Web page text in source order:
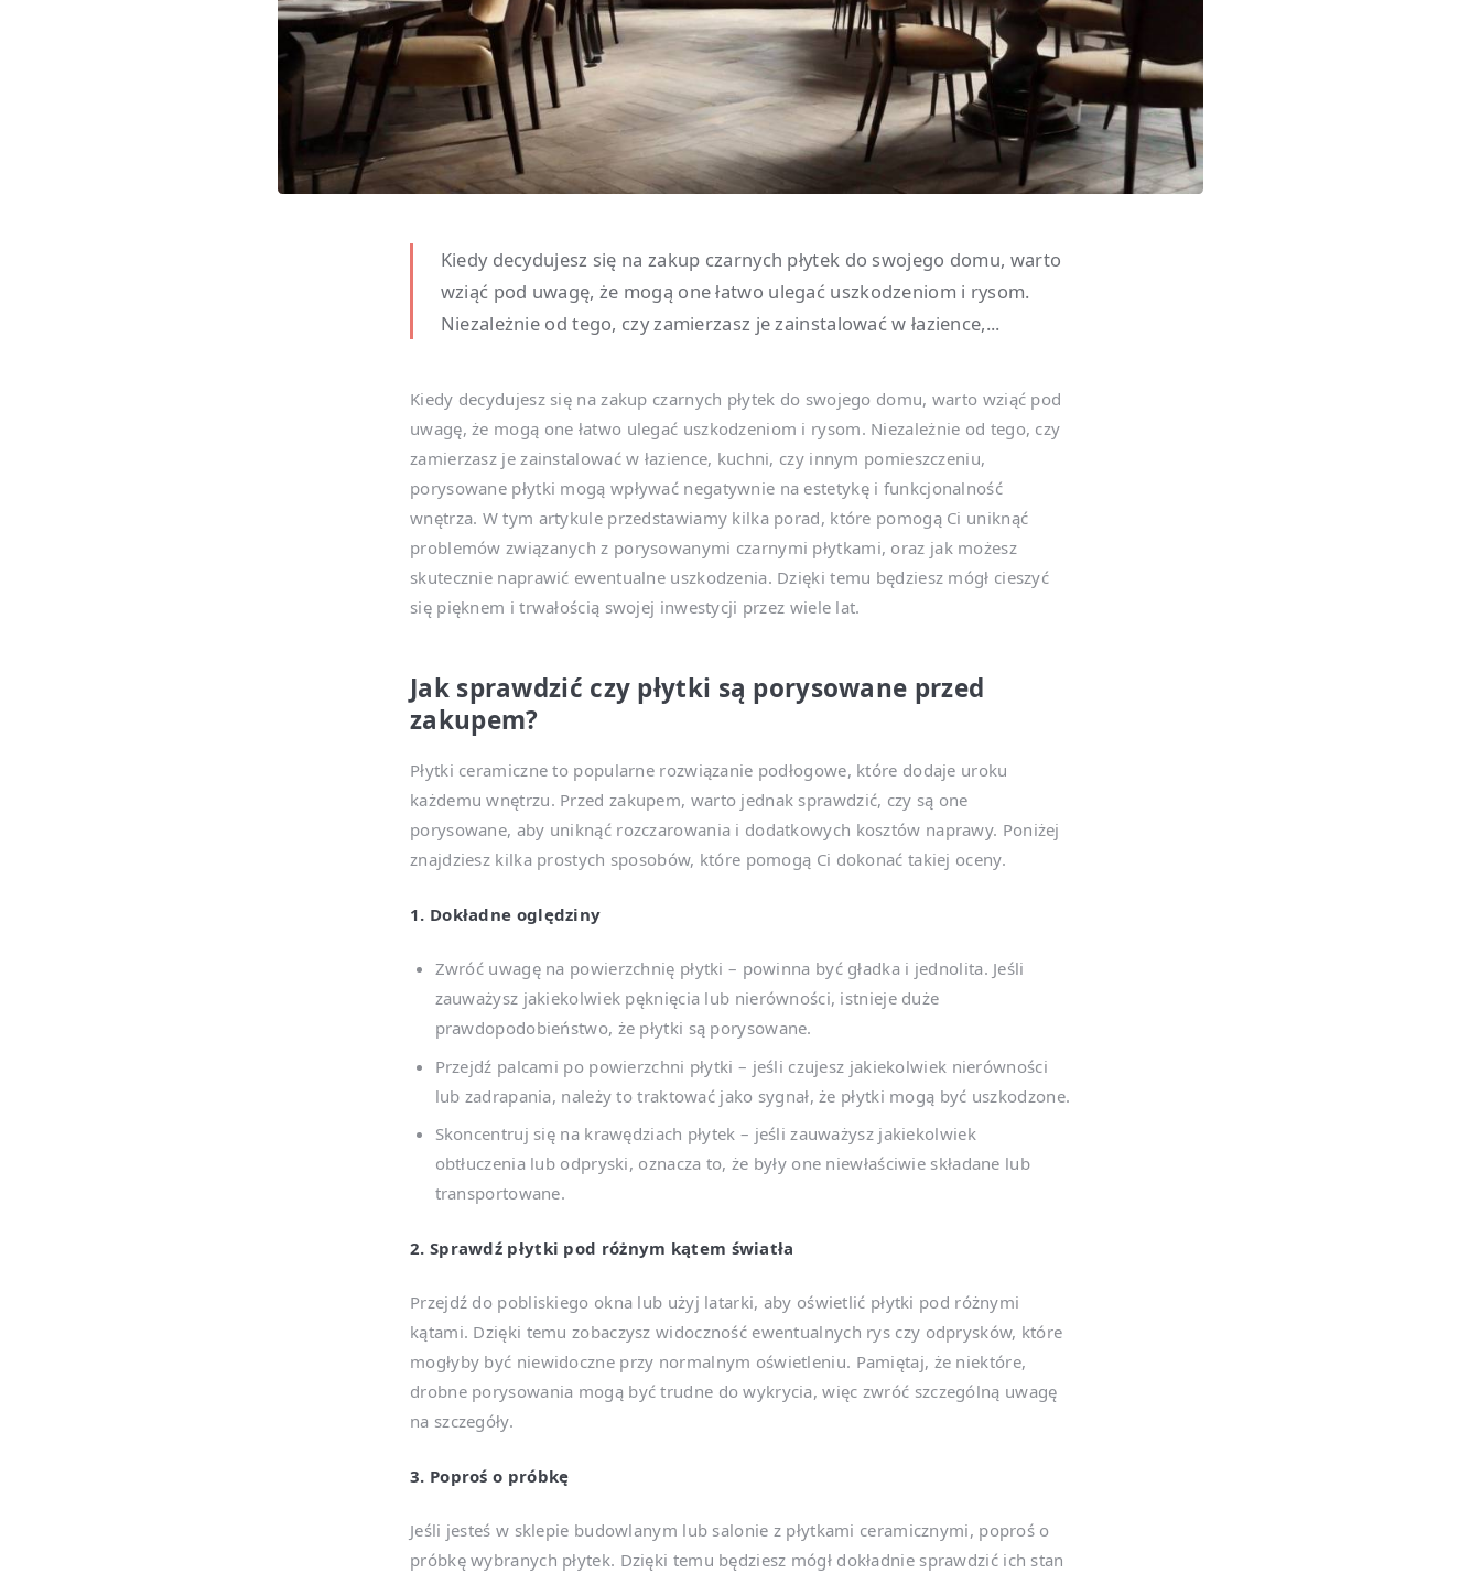
Kiedy decydujesz się na zakup czarnych płytek do swojego domu, warto
wziąć pod uwagę, że mogą one łatwo ulegać uszkodzeniom i rysom.
Niezależnie od tego, czy zamierzasz je zainstalować w łazience,...
Kiedy decydujesz się na zakup czarnych płytek do swojego domu, warto wziąć pod
uwagę, że mogą one łatwo ulegać uszkodzeniom i rysom. Niezależnie od tego, czy
zamierzasz je zainstalować w łazience, kuchni, czy innym pomieszczeniu,
porysowane płytki mogą wpływać negatywnie na estetykę i funkcjonalność
wnętrza. W tym artykule przedstawiamy kilka porad, które pomogą Ci uniknąć
problemów związanych z porysowanymi czarnymi płytkami, oraz jak możesz
skutecznie naprawić ewentualne uszkodzenia. Dzięki temu będziesz mógł cieszyć
się pięknem i trwałością swojej inwestycji przez wiele lat.
Jak sprawdzić czy płytki są porysowane przed
zakupem?
Płytki ceramiczne to popularne rozwiązanie podłogowe, które dodaje uroku
każdemu wnętrzu. Przed zakupem, warto jednak sprawdzić, czy są one
porysowane, aby uniknąć rozczarowania i dodatkowych kosztów naprawy. Poniżej
znajdziesz kilka prostych sposobów, które pomogą Ci dokonać takiej oceny.
1. Dokładne oględziny
Zwróć uwagę na powierzchnię płytki – powinna być gładka i jednolita. Jeśli
zauważysz jakiekolwiek pęknięcia lub nierówności, istnieje duże
prawdopodobieństwo, że płytki są porysowane.
Przejdź palcami po powierzchni płytki – jeśli czujesz jakiekolwiek nierówności
lub zadrapania, należy to traktować jako sygnał, że płytki mogą być uszkodzone.
Skoncentruj się na krawędziach płytek – jeśli zauważysz jakiekolwiek
obtłuczenia lub odpryski, oznacza to, że były one niewłaściwie składane lub
transportowane.
2. Sprawdź płytki pod różnym kątem światła
Przejdź do pobliskiego okna lub użyj latarki, aby oświetlić płytki pod różnymi
kątami. Dzięki temu zobaczysz widoczność ewentualnych rys czy odprysków, które
mogłyby być niewidoczne przy normalnym oświetleniu. Pamiętaj, że niektóre,
drobne porysowania mogą być trudne do wykrycia, więc zwróć szczególną uwagę
na szczegóły.
3. Poproś o próbkę
Jeśli jesteś w sklepie budowlanym lub salonie z płytkami ceramicznymi, poproś o
próbkę wybranych płytek. Dzięki temu będziesz mógł dokładnie sprawdzić ich stan